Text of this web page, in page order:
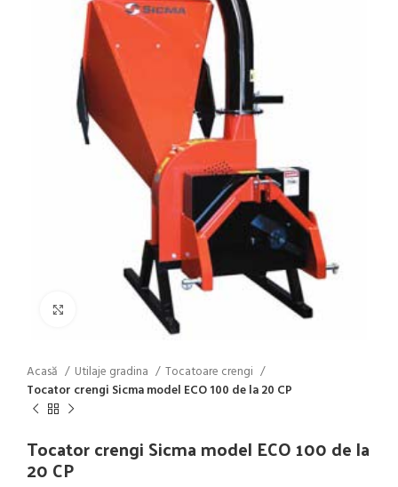
Click to enlarge
Acasă Utilaje gradina
Tocatoare crengi
Tocator crengi Sicma model ECO 100 de la 20 CP
Tocator crengi Sicma model ECO 100 de la
20 CP